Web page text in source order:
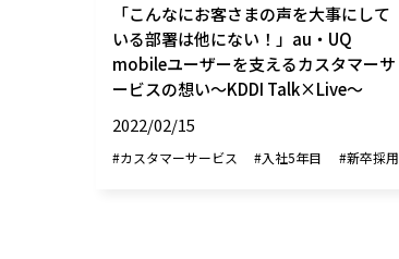
「こんなにお客さまの声を大事にして
いる部署は他にない！」au・UQ
mobileユーザーを支えるカスタマーサ
ービスの想い～KDDI Talk×Live～
2022/02/15
#カスタマーサービス #入社5年目 #新卒採用